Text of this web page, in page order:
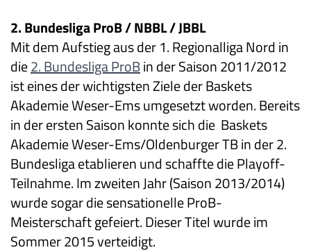
2. Bundesliga ProB / NBBL / JBBL
Mit dem Aufstieg aus der 1. Regionalliga Nord in
die2. Bundesliga ProBin der Saison 2011/2012
ist eines der wichtigsten Ziele der Baskets
Akademie Weser-Ems umgesetzt worden. Bereits
in der ersten Saison konnte sich die Baskets
Akademie Weser-Ems/Oldenburger TB in der 2.
Bundesliga etablieren und schaffte die Playoff-
Teilnahme. Im zweiten Jahr (Saison 2013/2014)
wurde sogar die sensationelle ProB-
Meisterschaft gefeiert. Dieser Titel wurde im
Sommer 2015 verteidigt.